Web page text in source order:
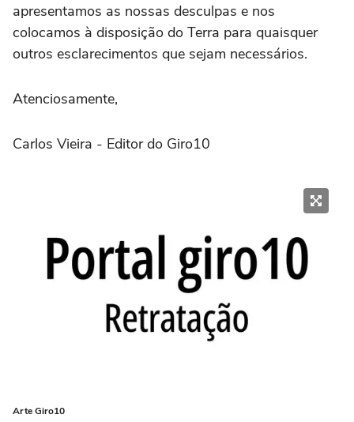
apresentamos as nossas desculpas e nos
colocamos à disposição do Terra para quaisquer
outros esclarecimentos que sejam necessários.
Atenciosamente,
Carlos Vieira - Editor do Giro10
Arte Giro10